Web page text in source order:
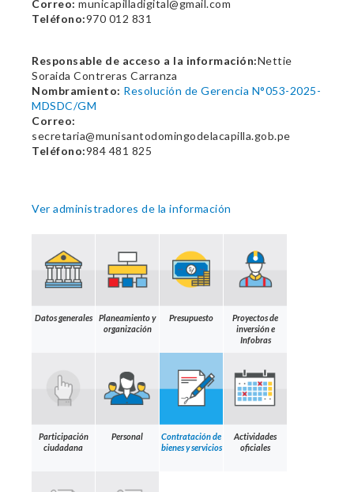
Correo: municapilladigital@gmail.com
Teléfono:970 012 831
Responsable de acceso a la información:Nettie
Soraida Contreras Carranza
Nombramiento: Resolución de Gerencia N°053-2025-
MDSDC/GM
Correo:
secretaria@munisantodomingodelacapilla.gob.pe
Teléfono:984 481 825
Ver administradores de la información
Datos generales
Planeamiento y
organización
Presupuesto
Proyectos de
inversión e
Infobras
Participación
ciudadana
Personal
Contratación de
bienes y servicios
Actividades
oficiales